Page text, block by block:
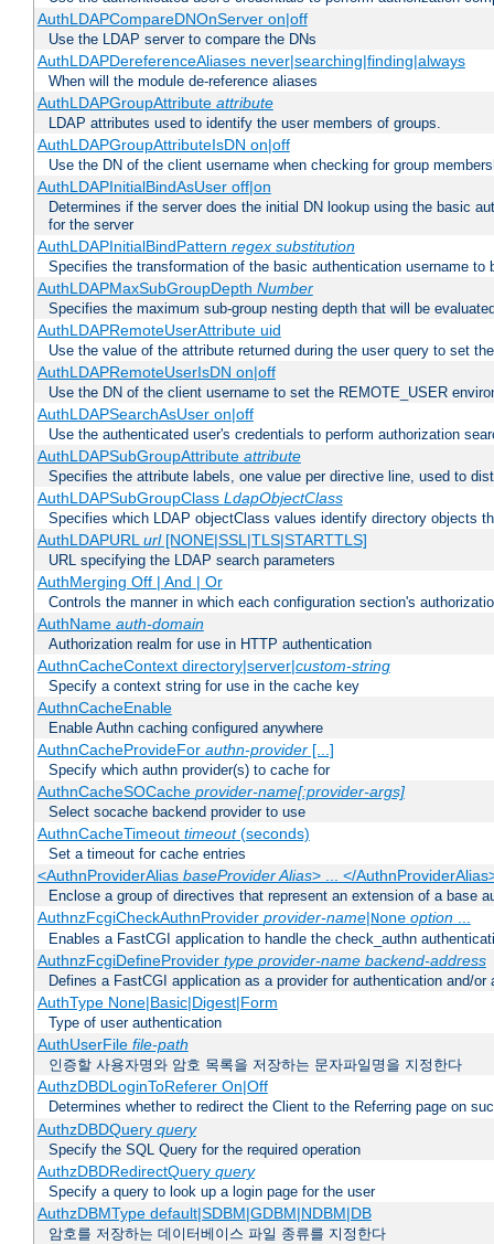
AuthLDAPCompareDNOnServer on|off
Use the LDAP server to compare the DNs
AuthLDAPDereferenceAliases never|searching|finding|always
When will the module de-reference aliases
AuthLDAPGroupAttribute attribute
LDAP attributes used to identify the user members of groups.
AuthLDAPGroupAttributeIsDN on|off
Use the DN of the client username when checking for group
AuthLDAPInitialBindAsUser off|on
Determines if the server does the initial DN lookup using the basic
for the server
AuthLDAPInitialBindPattern regex substitution
Specifies the transformation of the basic authentication username
AuthLDAPMaxSubGroupDepth Number
Specifies the maximum sub-group nesting depth that will be
AuthLDAPRemoteUserAttribute uid
Use the value of the attribute returned during the user query to set
AuthLDAPRemoteUserIsDN on|off
Use the DN of the client username to set the REMOTE_USER
AuthLDAPSearchAsUser on|off
Use the authenticated user's credentials to perform authorization
AuthLDAPSubGroupAttribute attribute
Specifies the attribute labels, one value per directive line, used to
AuthLDAPSubGroupClass LdapObjectClass
Specifies which LDAP objectClass values identify directory objects
AuthLDAPURLurl[NONE|SSL|TLS|STARTTLS]
URL specifying the LDAP search parameters
AuthMerging Off | And | Or
Controls the manner in which each configuration section's
AuthName auth-domain
Authorization realm for use in HTTP authentication
AuthnCacheContext directory|server|custom-string
Specify a context string for use in the cache key
AuthnCacheEnable
Enable Authn caching configured anywhere
AuthnCacheProvideFor authn-provider[...]
Specify which authn provider(s) to cache for
AuthnCacheSOCache provider-name[:provider-args]
Select socache backend provider to use
AuthnCacheTimeout timeout(seconds)
Set a timeout for cache entries
<AuthnProviderAlias baseProvider Alias> ... </
Enclose a group of directives that represent an extension of a base
AuthnzFcgiCheckAuthnProvider provider-name|None option...
Enables a FastCGI application to handle the check_authn
AuthnzFcgiDefineProvider type provider-name backend-address
Defines a FastCGI application as a provider for authentication and/or
AuthType None|Basic|Digest|Form
Type of user authentication
AuthUserFile file-path
인증할 사용자명와 암호 목록을 저장하는 문자파일명을 지정한다
AuthzDBDLoginToReferer On|Off
Determines whether to redirect the Client to the Referring page on
AuthzDBDQuery query
Specify the SQL Query for the required operation
AuthzDBDRedirectQuery query
Specify a query to look up a login page for the user
AuthzDBMType default|SDBM|GDBM|NDBM|DB
암호를 저장하는 데이터베이스 파일 종류를 지정한다